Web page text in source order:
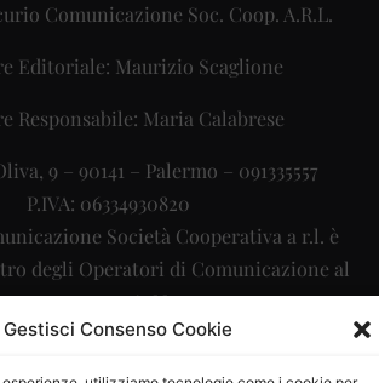
Gestisci Consenso Cookie
Comunicazione Soc. Coop. A.R.L.
Editoriale: Maurizio Scaglione
Responsabile: Maria Calabrese
9 – 90141 – Palermo – 091335557
P.IVA: 06334930820
Società Cooperativa a r.l. è
degli Operatori di Comunicazione al
numero 26988